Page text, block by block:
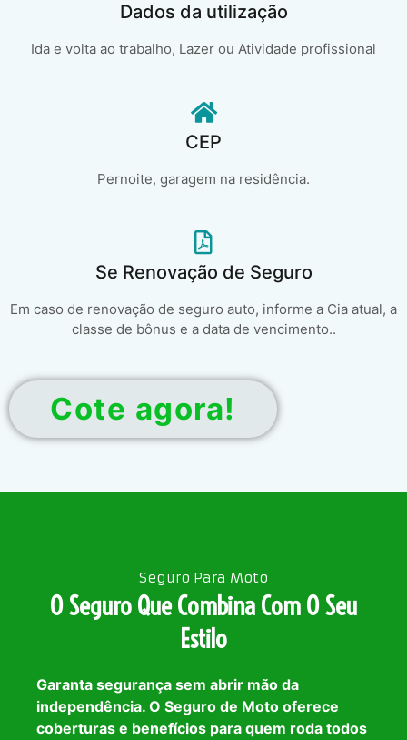
Dados da utilização
Ida e volta ao trabalho, Lazer ou Atividade profissional
CEP
Pernoite, garagem na residência.
Se Renovação de Seguro
Em caso de renovação de seguro auto, informe a Cia atual, a
classe de bônus e a data de vencimento..
Cote agora!
Seguro Para Moto
O Seguro Que Combina Com O Seu
Estilo
Garanta segurança sem abrir mão da
independência. O Seguro de Moto oferece
coberturas e benefícios para quem roda todos